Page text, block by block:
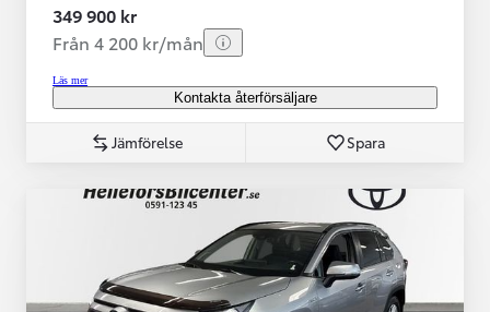
349 900 kr
Från 4 200 kr/mån
Läs mer
Kontakta återförsäljare
Jämförelse Spara